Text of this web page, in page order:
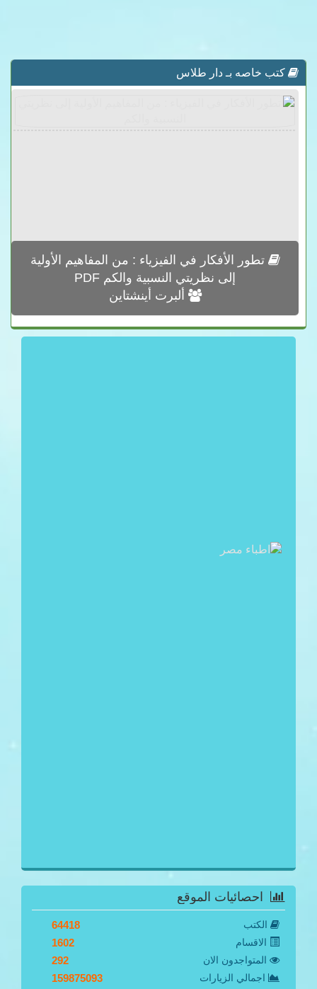
كتب خاصه بـ دار طلاس
تطور الأفكار في الفيزياء : من المفاهيم الأولية
إلى نظريتي النسبية والكم PDF
ألبرت أينشتاين
احصائيات الموقع
الكتب 64418
الاقسام 1602
المتواجدون الان 292
اجمالي الزيارات 159875093